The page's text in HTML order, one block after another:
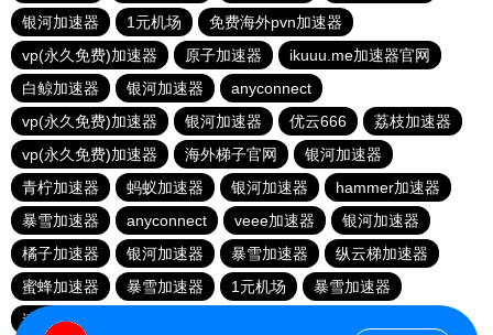
银河加速器
1元机场
免费海外pvn加速器
vp(永久免费)加速器
原子加速器
ikuuu.me加速器官网
白鲸加速器
银河加速器
anyconnect
vp(永久免费)加速器
银河加速器 优云666
荔枝加速器
vp(永久免费)加速器
海外梯子官网
银河加速器
青柠加速器
蚂蚁加速器 银河加速器
hammer加速器
暴雪加速器
anyconnect veee加速器
银河加速器
橘子加速器
银河加速器 暴雪加速器
纵云梯加速器
蜜蜂加速器
暴雪加速器 1元机场
暴雪加速器
速鹰666